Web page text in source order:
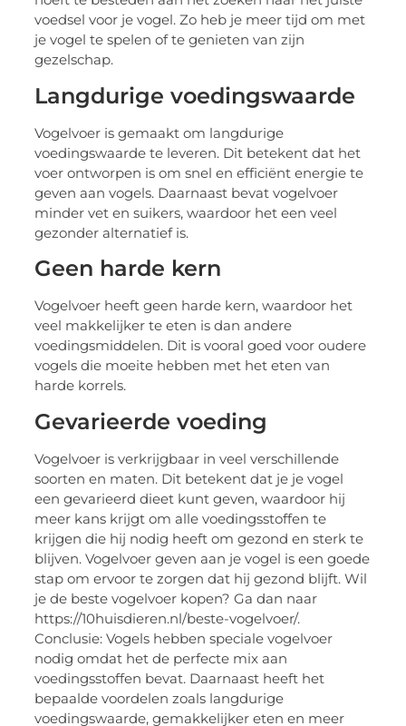
voedsel voor je vogel. Zo heb je meer tijd om met
je vogel te spelen of te genieten van zijn
gezelschap.
Langdurige voedingswaarde
Vogelvoer is gemaakt om langdurige
voedingswaarde te leveren. Dit betekent dat het
voer ontworpen is om snel en efficiënt energie te
geven aan vogels. Daarnaast bevat vogelvoer
minder vet en suikers, waardoor het een veel
gezonder alternatief is.
Geen harde kern
Vogelvoer heeft geen harde kern, waardoor het
veel makkelijker te eten is dan andere
voedingsmiddelen. Dit is vooral goed voor oudere
vogels die moeite hebben met het eten van
harde korrels.
Gevarieerde voeding
Vogelvoer is verkrijgbaar in veel verschillende
soorten en maten. Dit betekent dat je je vogel
een gevarieerd dieet kunt geven, waardoor hij
meer kans krijgt om alle voedingsstoffen te
krijgen die hij nodig heeft om gezond en sterk te
blijven. Vogelvoer geven aan je vogel is een goede
stap om ervoor te zorgen dat hij gezond blijft. Wil
je de beste vogelvoer kopen? Ga dan naar
https://10huisdieren.nl/beste-vogelvoer/.
Conclusie: Vogels hebben speciale vogelvoer
nodig omdat het de perfecte mix aan
voedingsstoffen bevat. Daarnaast heeft het
bepaalde voordelen zoals langdurige
voedingswaarde, gemakkelijker eten en meer